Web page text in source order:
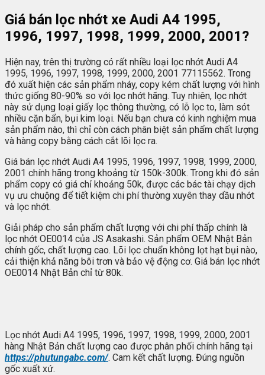
Giá bán lọc nhớt xe Audi A4 1995,
1996, 1997, 1998, 1999, 2000, 2001?
Hiện nay, trên thị trường có rất nhiều loại lọc nhớt Audi A4
1995, 1996, 1997, 1998, 1999, 2000, 2001 77115562. Trong
đó xuất hiện các sản phẩm nháy, copy kém chất lượng với hình
thức giống 80-90% so với lọc nhớt hãng. Tuy nhiên, lọc nhớt
này sử dụng loại giấy lọc thông thường, có lỗ lọc to, làm sót
nhiều cặn bẩn, bụi kim loại. Nếu bạn chưa có kinh nghiệm mua
sản phẩm nào, thì chỉ còn cách phân biệt sản phẩm chất lượng
và hàng copy bằng cách cắt lõi lọc ra.
Giá bán lọc nhớt Audi A4 1995, 1996, 1997, 1998, 1999, 2000,
2001 chính hãng trong khoảng từ 150k-300k. Trong khi đó sản
phẩm copy có giá chỉ khoảng 50k, được các bác tài chạy dịch
vụ ưu chuộng để tiết kiệm chi phí thường xuyên thay dầu nhớt
và lọc nhớt.
Giải pháp cho sản phẩm chất lượng với chi phí thấp chính là
lọc nhớt OE0014 của JS Asakashi. Sản phẩm OEM Nhật Bản
chính gốc, chất lượng cao. Lõi lọc chuẩn không lọt hạt bụi nào,
cải thiện khả năng bôi trơn và bảo vệ động cơ. Giá bán lọc nhớt
OE0014 Nhật Bản chỉ từ 80k.
Lọc nhớt Audi A4 1995, 1996, 1997, 1998, 1999, 2000, 2001
hàng Nhật Bản chất lượng cao được phân phối chính hãng tại
https://phutungabc.com/. Cam kết chất lượng. Đúng nguồn
gốc xuất xứ.